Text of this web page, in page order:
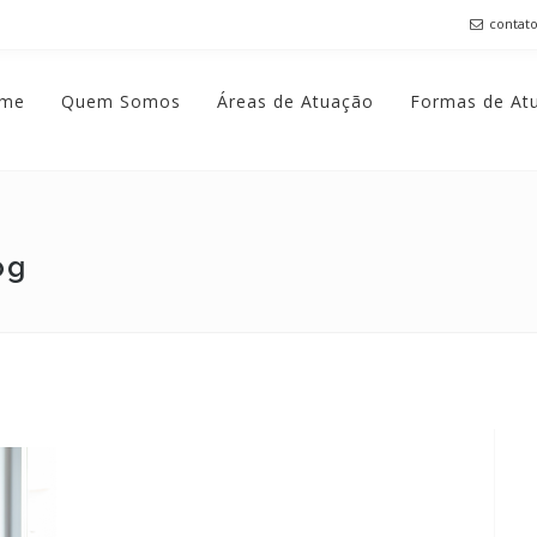
Quem Somos Áreas de Atuação Formas de